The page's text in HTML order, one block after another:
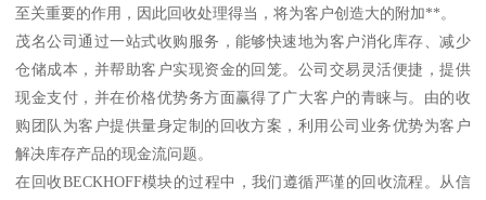
至关重要的作用，因此回收处理得当，将为客户创造大的附加**。
茂名公司通过一站式收购服务，能够快速地为客户消化库存、减少
仓储成本，并帮助客户实现资金的回笼。公司交易灵活便捷，提供
现金支付，并在价格优势务方面赢得了广大客户的青睐与。由的收
购团队为客户提供量身定制的回收方案，利用公司业务优势为客户
解决库存产品的现金流问题。
在回收BECKHOFF模块的过程中，我们遵循严谨的回收流程。从信